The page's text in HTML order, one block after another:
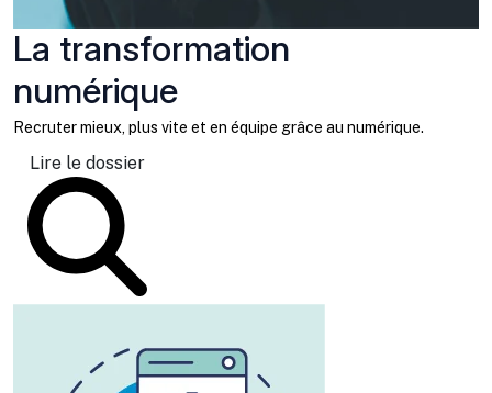
La transformation
numérique
Recruter mieux, plus vite et en équipe grâce au numérique.
Lire le dossier